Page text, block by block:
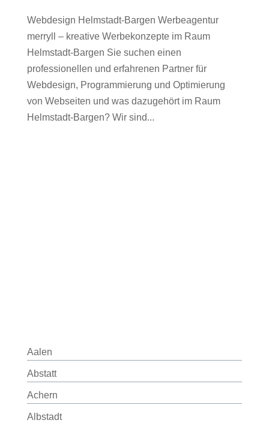
Webdesign Helmstadt-Bargen Werbeagentur
merryll – kreative Werbekonzepte im Raum
Helmstadt-Bargen Sie suchen einen
professionellen und erfahrenen Partner für
Webdesign, Programmierung und Optimierung
von Webseiten und was dazugehört im Raum
Helmstadt-Bargen? Wir sind...
Aalen
Abstatt
Achern
Albstadt